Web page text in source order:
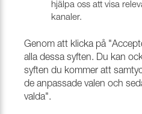
hjälpa oss att visa
kanaler.
Genom att klicka på
alla dessa syften. Du kan
syften du kommer att
de anpassade valen och
valda".